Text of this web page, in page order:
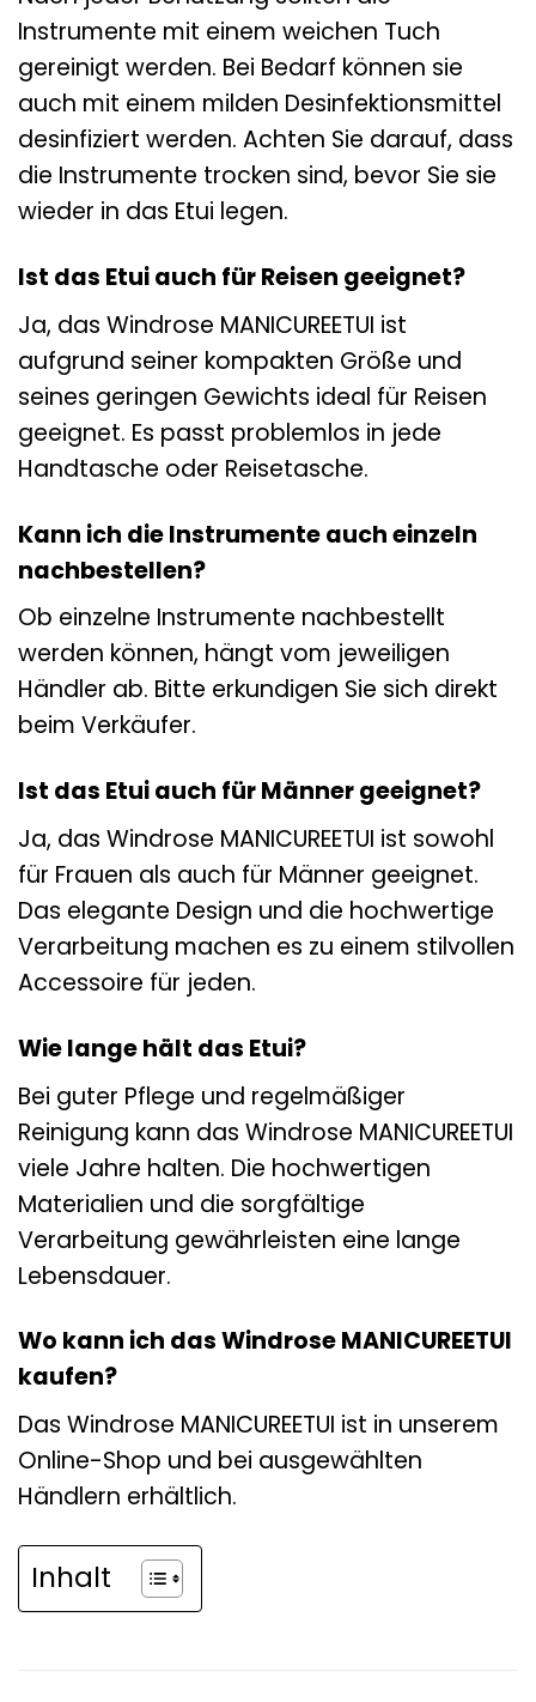
Instrumente mit einem weichen Tuch
gereinigt werden. Bei Bedarf können sie
auch mit einem milden Desinfektionsmittel
desinfiziert werden. Achten Sie darauf, dass
die Instrumente trocken sind, bevor Sie sie
wieder in das Etui legen.
Ist das Etui auch für Reisen geeignet?
Ja, das Windrose MANICUREETUI ist
aufgrund seiner kompakten Größe und
seines geringen Gewichts ideal für Reisen
geeignet. Es passt problemlos in jede
Handtasche oder Reisetasche.
Kann ich die Instrumente auch einzeln
nachbestellen?
Ob einzelne Instrumente nachbestellt
werden können, hängt vom jeweiligen
Händler ab. Bitte erkundigen Sie sich direkt
beim Verkäufer.
Ist das Etui auch für Männer geeignet?
Ja, das Windrose MANICUREETUI ist sowohl
für Frauen als auch für Männer geeignet.
Das elegante Design und die hochwertige
Verarbeitung machen es zu einem stilvollen
Accessoire für jeden.
Wie lange hält das Etui?
Bei guter Pflege und regelmäßiger
Reinigung kann das Windrose MANICUREETUI
viele Jahre halten. Die hochwertigen
Materialien und die sorgfältige
Verarbeitung gewährleisten eine lange
Lebensdauer.
Wo kann ich das Windrose MANICUREETUI
kaufen?
Das Windrose MANICUREETUI ist in unserem
Online-Shop und bei ausgewählten
Händlern erhältlich.
Inhalt